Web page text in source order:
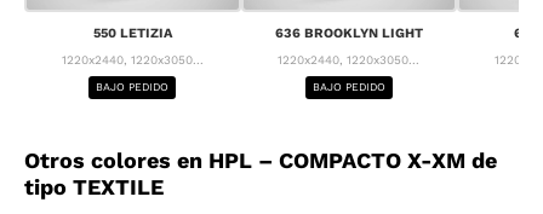
550 LETIZIA
1220x2440, 1220x3050...
BAJO PEDIDO
636 BROOKLYN LIGHT
1220x2440, 1220x3050...
BAJO PEDIDO
637
Otros colores en HPL – COMPACTO X-XM de
tipo TEXTILE